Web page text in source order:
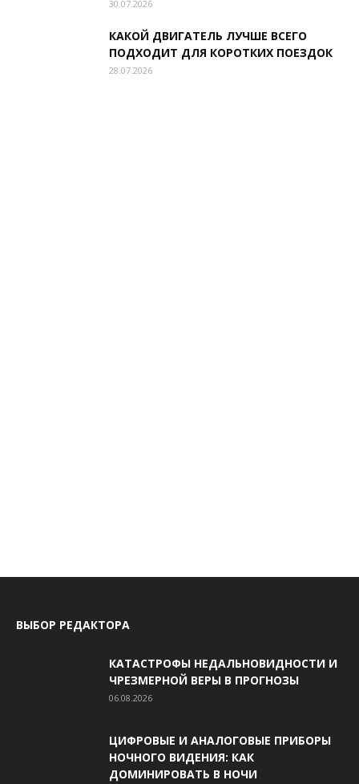
30.07.2026
КАКОЙ ДВИГАТЕЛЬ ЛУЧШЕ ВСЕГО
ПОДХОДИТ ДЛЯ КОРОТКИХ ПОЕЗДОК
28.07.2026
ВЫБОР РЕДАКТОРА
КАТАСТРОФЫ НЕДАЛЬНОВИДНОСТИ И
ЧРЕЗМЕРНОЙ ВЕРЫ В ПРОГНОЗЫ
06.08.2026
ЦИФРОВЫЕ И АНАЛОГОВЫЕ ПРИБОРЫ
НОЧНОГО ВИДЕНИЯ: КАК
ДОМИНИРОВАТЬ В НОЧИ